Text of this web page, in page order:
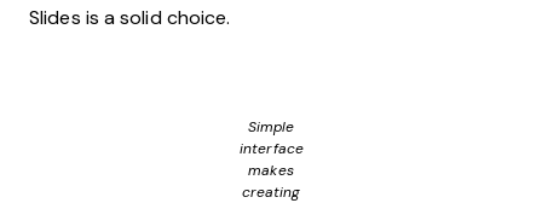
Slides is a solid choice.
Simple
interface
makes
creating